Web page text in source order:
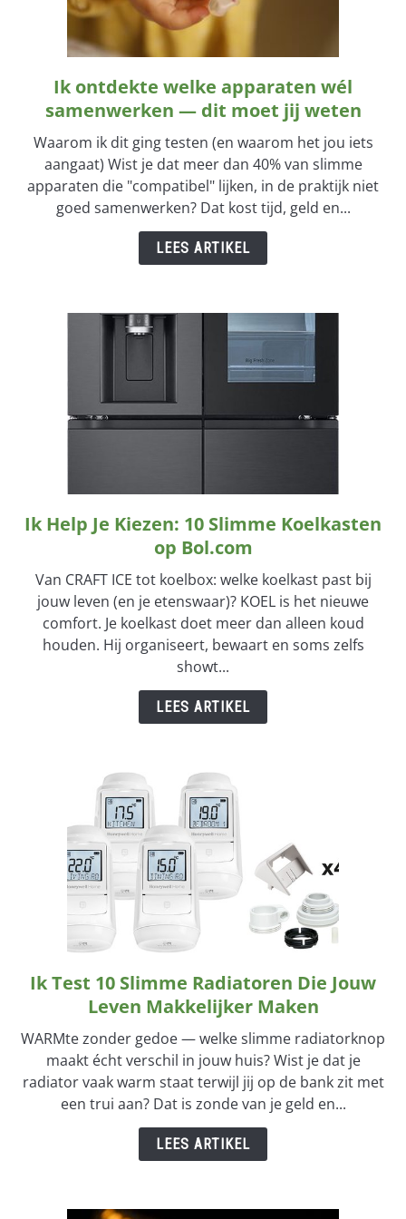
TUINGEREEDSCHAP
VERTICALE TUIN
ZIEKTES & ONGEDIERTE
link
to
ontdekte
welke
apparaten
wél
samenwerken
—
weten
Ik ontdekte welke apparaten wél
samenwerken — dit moet jij weten
Waarom ik dit ging testen (en waarom het jou iets
aangaat) Wist je dat meer dan 40% van slimme
apparaten die "compatibel" lijken, in de praktijk niet
goed samenwerken? Dat kost tijd, geld en...
LEES ARTIKEL
link
to
Help
Je
Kiezen:
10
Slimme
Koelkasten
op
Ik Help Je Kiezen: 10 Slimme Koelkasten
op Bol.com
Van CRAFT ICE tot koelbox: welke koelkast past bij
jouw leven (en je etenswaar)? KOEL is het nieuwe
comfort. Je koelkast doet meer dan alleen koud
houden. Hij organiseert, bewaart en soms zelfs
showt...
LEES ARTIKEL
link
to
Test
10
Slimme
Radiatoren
Die
Jouw
Ik Test 10 Slimme Radiatoren Die Jouw
Leven Makkelijker Maken
WARMte zonder gedoe — welke slimme radiatorknop
maakt écht verschil in jouw huis? Wist je dat je
radiator vaak warm staat terwijl jij op de bank zit met
een trui aan? Dat is zonde van je geld en...
LEES ARTIKEL